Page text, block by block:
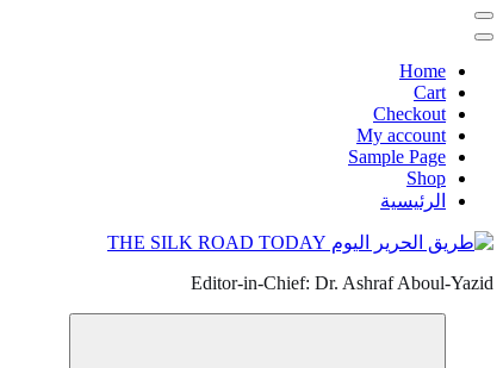
Home
Cart
Checkout
My account
Sample Page
Shop
الرئيسية
Editor-in-Chief: Dr. Ashraf Aboul-Yazid